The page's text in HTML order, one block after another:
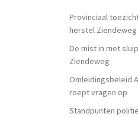
Provinciaal
herstel Ziendeweg
De mist in met
Ziendeweg
Omleidingsbeleid
roept vragen op
Standpunten